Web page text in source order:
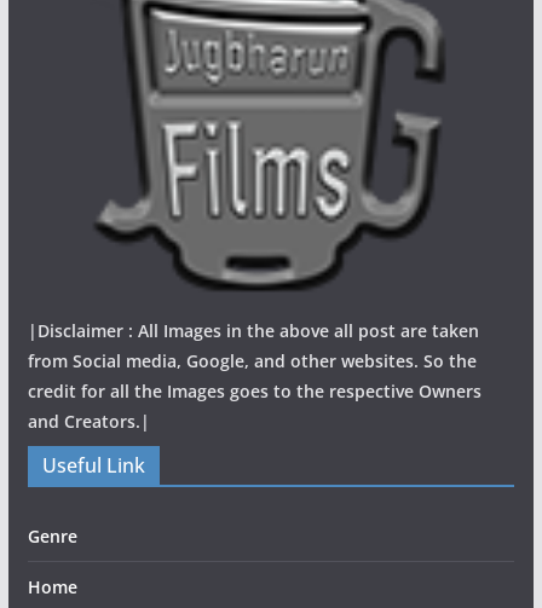
|Disclaimer : All Images in the above all post are taken
from Social media, Google, and other websites. So the
credit for all the Images goes to the respective Owners
and Creators.|
Useful Link
Genre
Home